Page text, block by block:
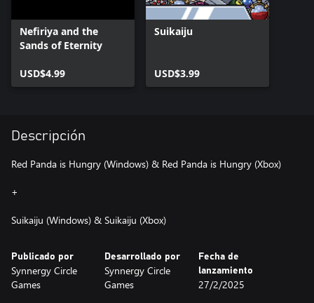
Nefiriya and the
Sands of Eternity
USD$4.99
Suikaiju
USD$3.99
Descripción
Red Panda is Hungry (Windows) & Red Panda is Hungry (Xbox)
+
Suikaiju (Windows) & Suikaiju (Xbox)
Publicado por
Synnergy Circle
Games
Desarrollado por
Synnergy Circle
Games
Fecha de
lanzamiento
27/2/2025